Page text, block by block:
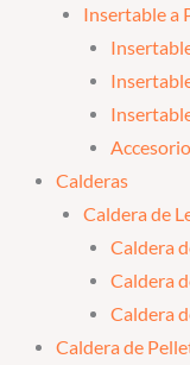
Insertable a
Calderas
Caldera de
Caldera
Caldera
Caldera
Caldera de